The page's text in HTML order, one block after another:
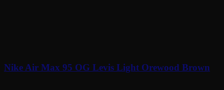
Nike Air Max 95 OG Levis Light Orewood Brown